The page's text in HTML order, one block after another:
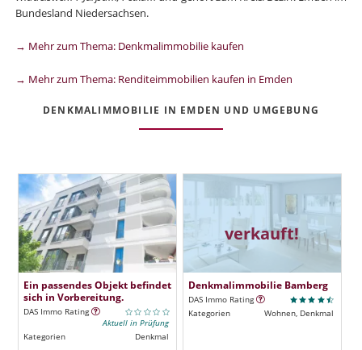
Bundesland Niedersachsen.
→ Mehr zum Thema: Denkmalimmobilie kaufen
→ Mehr zum Thema: Renditeimmobilien kaufen in Emden
DENKMALIMMOBILIE IN EMDEN UND UMGEBUNG
Ein passendes Objekt befindet
sich in Vorbereitung.
DAS Immo Rating
Aktuell in Prüfung
Kategorien
Denkmal
verkauft!
Denkmalimmobilie Bamberg
DAS Immo Rating
Kategorien
Wohnen, Denkmal